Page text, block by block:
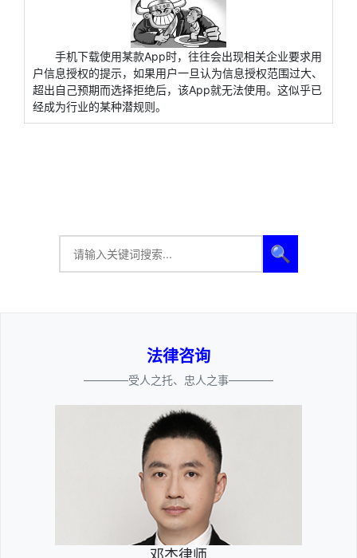
手机下载使用某款App时，往往会出现相关企业要求用
户信息授权的提示，如果用户一旦认为信息授权范围过大、
超出自己预期而选择拒绝后，该App就无法使用。这似乎已
经成为行业的某种潜规则。
🔍
法律咨询
————受人之托、忠人之事————